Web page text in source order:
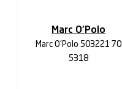
Marc O'Polo
Marc O'Polo 503221 70
5318